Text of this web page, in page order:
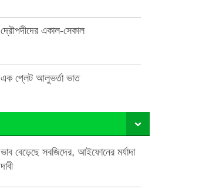
দ্রৌপদীদের একাল-সেকাল
এক প্লেট আলুভর্তা ভাত
ভাব বেড়েছে সবজিদের, আইফোনের মর্যাদা
দাবী